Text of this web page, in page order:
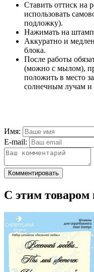
Ставить оттиск на
использовать
подложку).
Нажимать на
Аккуратно и
блока.
После работы
(можно с мылом),
положить в место
солнечным лучам и
Имя:
E-mail:
Комментировать
С этим